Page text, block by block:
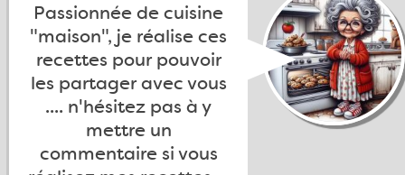
Passionnée de cuisine
"maison", je réalise ces
recettes pour pouvoir
les partager avec vous
.... n'hésitez pas à y
mettre un
commentaire si vous